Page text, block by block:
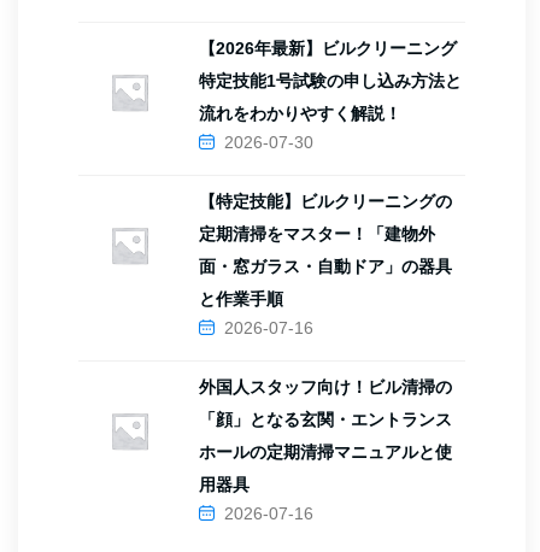
【2026年最新】ビルクリーニング
特定技能1号試験の申し込み方法と
流れをわかりやすく解説！
2026-07-30
【特定技能】ビルクリーニングの
定期清掃をマスター！「建物外
面・窓ガラス・自動ドア」の器具
と作業手順
2026-07-16
外国人スタッフ向け！ビル清掃の
「顔」となる玄関・エントランス
ホールの定期清掃マニュアルと使
用器具
2026-07-16